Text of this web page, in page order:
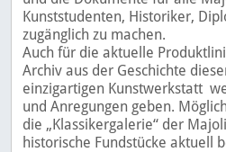
Kunststudenten, Historiker,
zugänglich zu machen.
Auch für die aktuelle
Archiv aus der Geschichte
einzigartigen Kunstwerkstatt
und Anregungen geben.
die „Klassikergalerie“ der
historische Fundstücke aktuell